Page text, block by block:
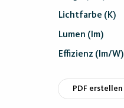
Lichtfarbe (K)
Lumen (lm)
Effizienz (lm/W)
PDF erstellen